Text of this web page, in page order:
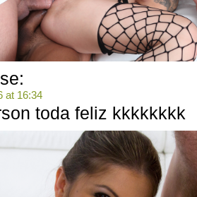
at 16:34
toda feliz kkkkkkkk